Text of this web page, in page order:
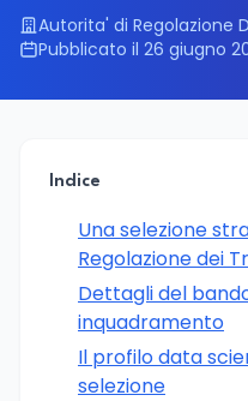
Autorita' di Regolazione
Pubblicato il 26 giugno
Indice
Una selezione
Regolazione dei
Dettagli del
inquadramento
Il profilo data
selezione